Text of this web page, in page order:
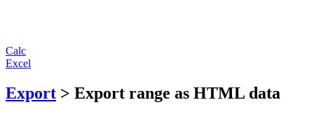
Calc
Excel
Export > Export range as HTML data